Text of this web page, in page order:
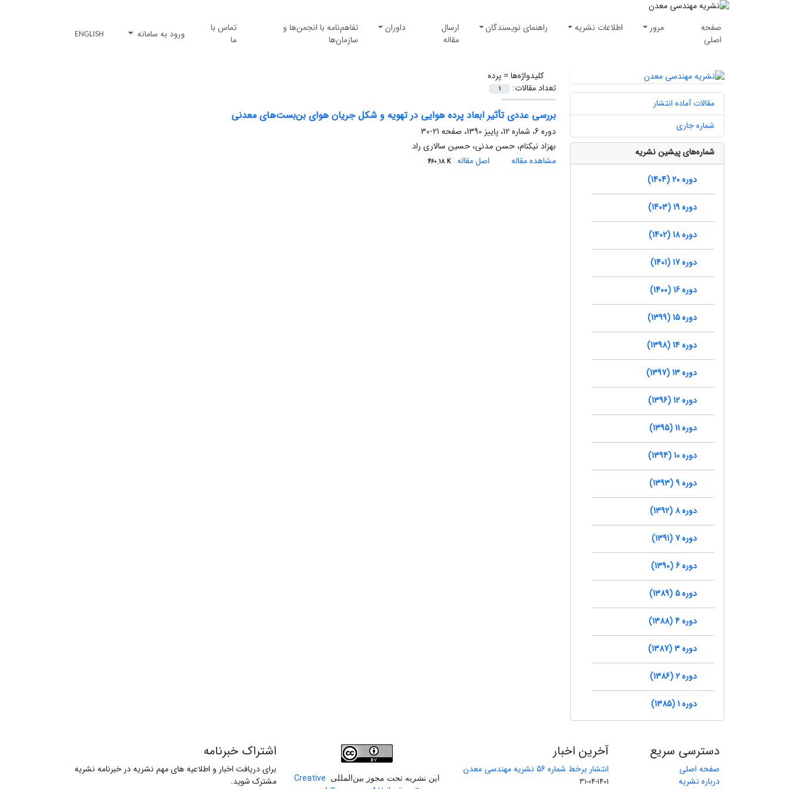
صفحه
اصلی
مرور اطلاعات نشریه راهنمای نویسندگان
ارسال
مقاله
داوران
تفاهم‌نامه با انجمن‌ها و
سازمان‌ها
تماس با
ما
ورود به سامانه ENGLISH
کلیدواژه‌ها =پرده
تعداد مقالات:
1
بررسی عددی تأثیر ابعاد پرده هوایی در تهویه و شکل جریان هوای بن‌بست‌های معدنی
دوره 6، شماره 12، پاییز 1390، صفحه
21-30
بهزاد نیکنام، حسن مدنی، حسین سالاری راد
مشاهده مقاله
اصل مقاله 460.18 K
مقالات آماده انتشار
شماره جاری
شماره‌های پیشین نشریه
دوره 20 (1404)
دوره 19 (1403)
دوره 18 (1402)
دوره 17 (1401)
دوره 16 (1400)
دوره 15 (1399)
دوره 14 (1398)
دوره 13 (1397)
دوره 12 (1396)
دوره 11 (1395)
دوره 10 (1394)
دوره 9 (1393)
دوره 8 (1392)
دوره 7 (1391)
دوره 6 (1390)
دوره 5 (1389)
دوره 4 (1388)
دوره 3 (1387)
دوره 2 (1386)
دوره 1 (1385)
دسترسی سریع
صفحه اصلی
درباره نشریه
آخرین اخبار
انتشار برخط شماره 56 نشریه مهندسی معدن
1401-04-31 این نشریه تحت مجوز بین‌المللی
Creative
اشتراک خبرنامه
برای دریافت اخبار و اطلاعیه های مهم نشریه در خبرنامه نشریه
مشترک شوید.